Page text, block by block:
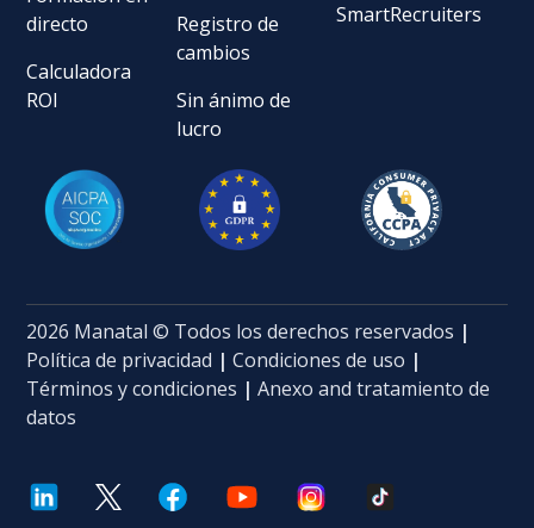
directo
Calculadora
ROI
Registro de
cambios
Sin ánimo de
lucro
SmartRecruiters
2026 Manatal © Todos los derechos reservados |
Política de privacidad |Condiciones de uso |
Términos y condiciones | Anexo and tratamiento de
datos